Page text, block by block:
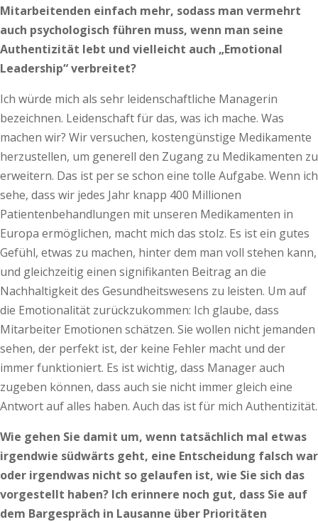
Mitarbeitenden einfach mehr, sodass man vermehrt
auch psychologisch führen muss, wenn man seine
Authentizität lebt und vielleicht auch „Emotional
Leadership“ verbreitet?
Ich würde mich als sehr leidenschaftliche Managerin
bezeichnen. Leidenschaft für das, was ich mache. Was
machen wir? Wir versuchen, kostengünstige Medikamente
herzustellen, um generell den Zugang zu Medikamenten zu
erweitern. Das ist per se schon eine tolle Aufgabe. Wenn ich
sehe, dass wir jedes Jahr knapp 400 Millionen
Patientenbehandlungen mit unseren Medikamenten in
Europa ermöglichen, macht mich das stolz. Es ist ein gutes
Gefühl, etwas zu machen, hinter dem man voll stehen kann,
und gleichzeitig einen signifikanten Beitrag an die
Nachhaltigkeit des Gesundheitswesens zu leisten. Um auf
die Emotionalität zurückzukommen: Ich glaube, dass
Mitarbeiter Emotionen schätzen. Sie wollen nicht jemanden
sehen, der perfekt ist, der keine Fehler macht und der
immer funktioniert. Es ist wichtig, dass Manager auch
zugeben können, dass auch sie nicht immer gleich eine
Antwort auf alles haben. Auch das ist für mich Authentizität.
Wie gehen Sie damit um, wenn tatsächlich mal etwas
irgendwie südwärts geht, eine Entscheidung falsch war
oder irgendwas nicht so gelaufen ist, wie Sie sich das
vorgestellt haben? Ich erinnere noch gut, dass Sie auf
dem Bargespräch in Lausanne über Prioritäten